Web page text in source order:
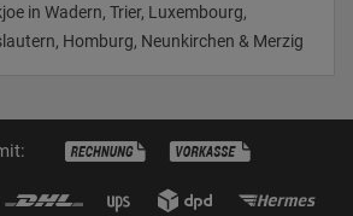
in Wadern, Trier, Luxembourg,
Homburg, Neunkirchen & Merzig